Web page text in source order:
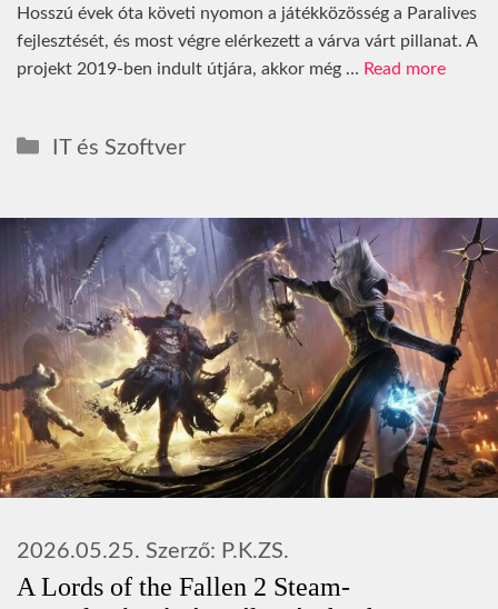
Hosszú évek óta követi nyomon a játékközösség a Paralives
fejlesztését, és most végre elérkezett a várva várt pillanat. A
projekt 2019-ben indult útjára, akkor még … Read more
Kategória
IT és Szoftver
A Lords of the Fallen 2 Steam-
2026.05.25. Szerző: P.K.ZS.